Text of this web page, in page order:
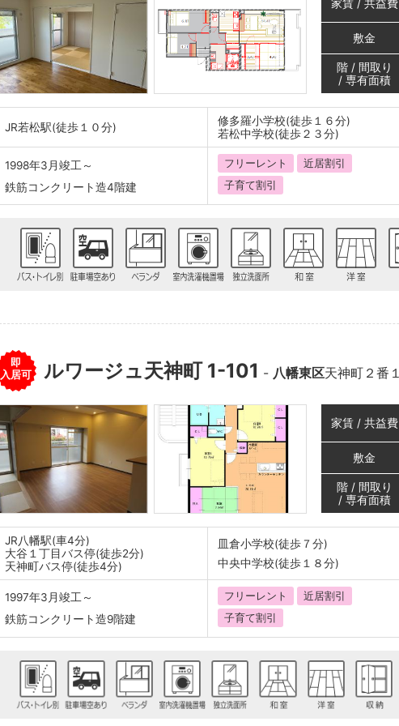
家賃 / 共益費
敷金
階 / 間取り
/ 専有面積
JR若松駅(徒歩１０分)
修多羅小学校(徒歩１６分)
若松中学校(徒歩２３分)
1998年3月竣工～
鉄筋コンクリート造4階建
フリーレント
近居割引
子育て割引
即
入居可
ルワージュ天神町 1-101 - 八幡東区天神町２番１
家賃 / 共益費
敷金
階 / 間取り
/ 専有面積
JR八幡駅(車4分)
大谷１丁目バス停(徒歩2分)
天神町バス停(徒歩4分)
皿倉小学校(徒歩７分)
中央中学校(徒歩１８分)
1997年3月竣工～
鉄筋コンクリート造9階建
フリーレント
近居割引
子育て割引